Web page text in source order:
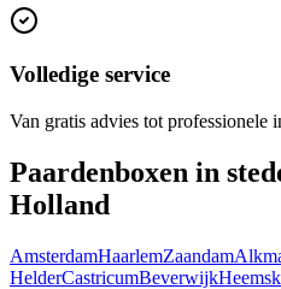
Volledige service
Van gratis advies tot professionele
Paardenboxen in
Holland
AmsterdamHaarlemZaandam
HelderCastricumBeverwijk